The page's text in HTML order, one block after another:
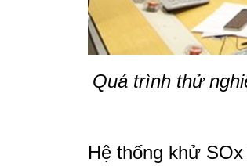
Quá trình thử
Hệ thống khử